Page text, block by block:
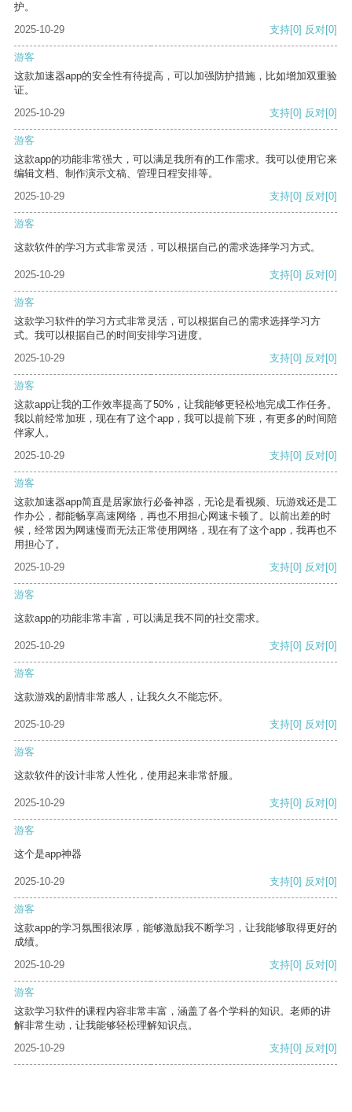
护。
2025-10-29
支持[0] 反对[0]
游客
这款加速器app的安全性有待提高，可以加强防护措施，比如增加双重验
证。
2025-10-29
支持[0] 反对[0]
游客
这款app的功能非常强大，可以满足我所有的工作需求。我可以使用它来
编辑文档、制作演示文稿、管理日程安排等。
2025-10-29
支持[0] 反对[0]
游客
这款软件的学习方式非常灵活，可以根据自己的需求选择学习方式。
2025-10-29 支持[0] 反对[0]
游客
这款学习软件的学习方式非常灵活，可以根据自己的需求选择学习方
式。我可以根据自己的时间安排学习进度。
2025-10-29
支持[0] 反对[0]
游客
这款app让我的工作效率提高了50%，让我能够更轻松地完成工作任务。
我以前经常加班，现在有了这个app，我可以提前下班，有更多的时间陪
伴家人。
2025-10-29
支持[0] 反对[0]
游客
这款加速器app简直是居家旅行必备神器，无论是看视频、玩游戏还是工
作办公，都能畅享高速网络，再也不用担心网速卡顿了。以前出差的时
候，经常因为网速慢而无法正常使用网络，现在有了这个app，我再也不
用担心了。
2025-10-29
支持[0] 反对[0]
游客
这款app的功能非常丰富，可以满足我不同的社交需求。
2025-10-29 支持[0] 反对[0]
游客
这款游戏的剧情非常感人，让我久久不能忘怀。
2025-10-29 支持[0] 反对[0]
游客
这款软件的设计非常人性化，使用起来非常舒服。
2025-10-29 支持[0] 反对[0]
游客
这个是app神器
2025-10-29 支持[0] 反对[0]
游客
这款app的学习氛围很浓厚，能够激励我不断学习，让我能够取得更好的
成绩。
2025-10-29
支持[0] 反对[0]
游客
这款学习软件的课程内容非常丰富，涵盖了各个学科的知识。老师的讲
解非常生动，让我能够轻松理解知识点。
2025-10-29
支持[0] 反对[0]